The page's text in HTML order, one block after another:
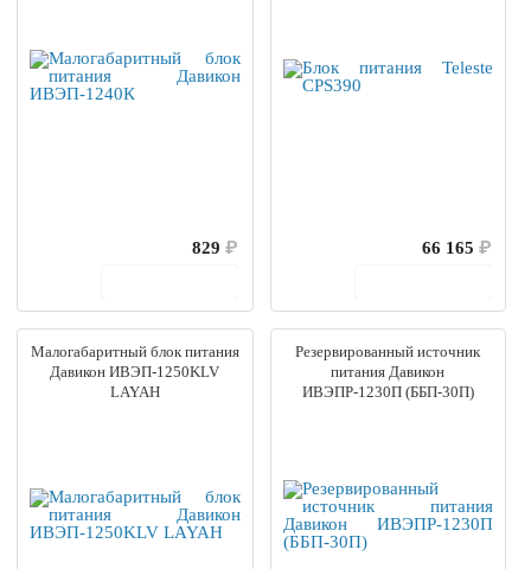
829₽
66 165 ₽
Малогабаритный блок питания
Давикон ИВЭП-1250KLV
LAYAH
Резервированный источник
питания Давикон
ИВЭПР-1230П (ББП-30П)